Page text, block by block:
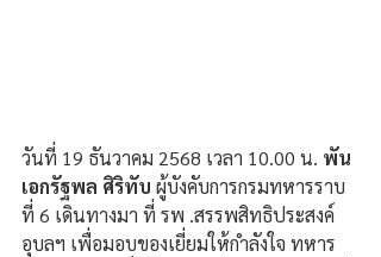
วันที่ 19 ธันวาคม 2568 เวลา 10.00 น. พัน
เอกรัฐพล ศิริทับ ผู้บังคับการกรมทหารราบ
ที่ 6 เดินทางมา ที่ รพ .สรรพสิทธิประสงค์
อุบลฯ เพื่อมอบของเยี่ยมให้กำลังใจ ทหาร